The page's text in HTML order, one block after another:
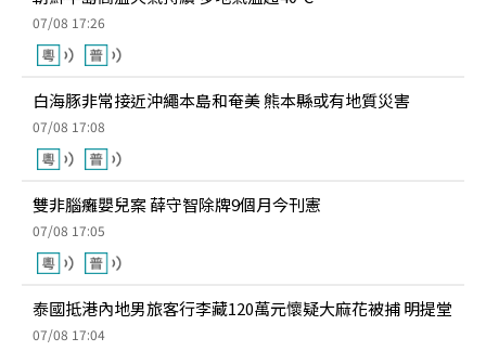
07/08 17:26
白海豚非常接近沖繩本島和奄美 熊本縣或有地質災害
07/08 17:08
雙非腦癱嬰兒案 薛守智除牌9個月今刊憲
07/08 17:05
泰國抵港內地男旅客行李藏120萬元懷疑大麻花被捕 明提堂
07/08 17:04